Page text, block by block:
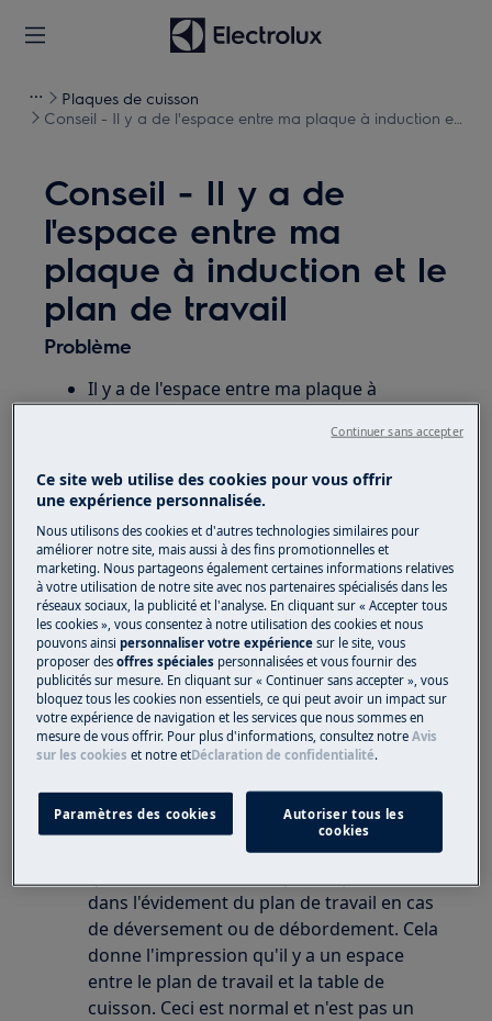
Plaques de cuisson
Conseil - Il y a de l'espace entre ma plaque à induction et
Conseil - Il y a de
l'espace entre ma
plaque à induction et le
plan de travail
Problème
Il y a de l'espace entre ma plaque à
La plaque à induction ne se connecte pas
au plan de travail.
Il y a de l'espace entre la table de cuisson
et le plan de travail.
S'applique à
Table de cuisson à induction
Plaque vitrocéramique
Solution
Les plaques à induction taillées à facettes
inoxydable sont munies d'un joint
d'étanchéité sur la face inférieure de la
plaque de verre. Ce joint garantit
dans l'évidement du plan de travail en cas
de déversement ou de débordement. Cela
donne l'impression qu'il y a un espace
entre le plan de travail et la table de
cuisson. Ceci est normal et n'est pas un
Ce site web utilise des cookies pour vous offrir
une expérience personnalisée.
Nous utilisons des cookies et d'autres technologies similaires pour
améliorer notre site, mais aussi à des fins promotionnelles et
marketing. Nous partageons également certaines informations relatives
à votre utilisation de notre site avec nos partenaires spécialisés dans les
réseaux sociaux, la publicité et l'analyse. En cliquant sur « Accepter tous
les cookies », vous consentez à notre utilisation des cookies et nous
pouvons ainsipersonnaliser votre expériencesur le site, vous
proposer desoffres spéciales personnalisées et vous fournir des
publicités sur mesure. En cliquant sur « Continuer sans accepter », vous
bloquez tous les cookies non essentiels, ce qui peut avoir un impact sur
votre expérience de navigation et les services que nous sommes en
mesure de vous offrir. Pour plus d'informations, consultez notreAvis
sur les cookies et notreetDéclaration de confidentialité.
Paramètres des cookies
Autoriser tous les
cookies
Continuer sans accepter